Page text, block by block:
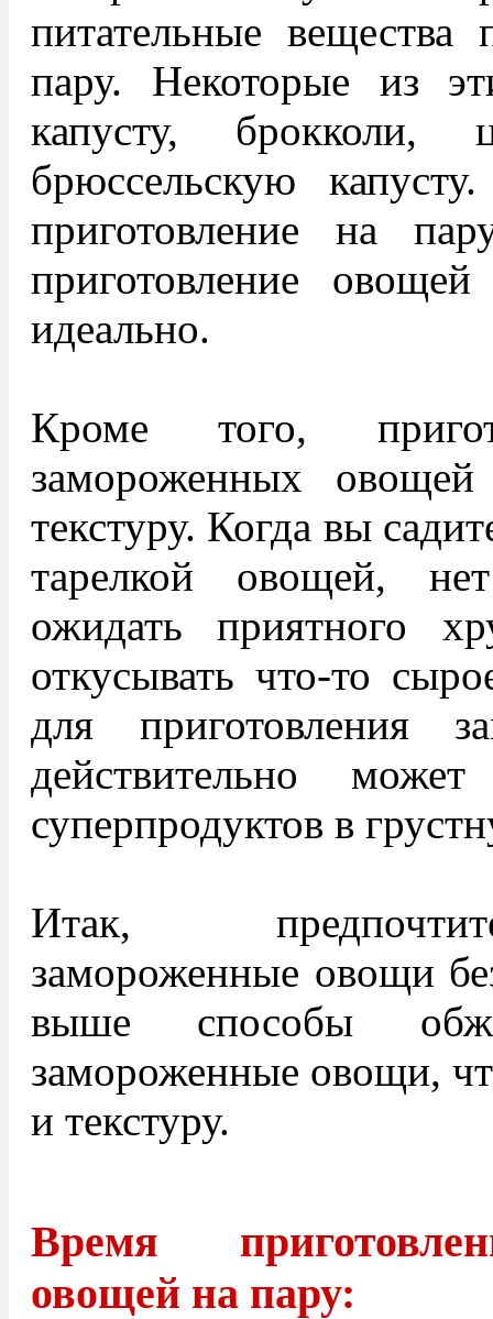
питательные вещества
пару. Некоторые из
капусту, брокколи,
брюссельскую
приготовление на
приготовление
идеально.
Кроме того,
замороженных
текстуру. Когда вы
тарелкой овощей,
ожидать приятного
откусывать что-то
для приготовления
действительно
суперпродуктов в
Итак,
замороженные овощи
выше способы
замороженные овощи,
и текстуру.
Время
овощей на пару: